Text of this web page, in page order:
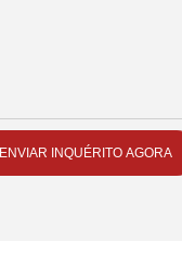
ENVIAR INQUÉRITO AGORA